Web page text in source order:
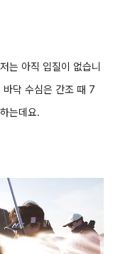
는 아직 입질이 없습니
바닥 수심은 간조 때 7
는데요.